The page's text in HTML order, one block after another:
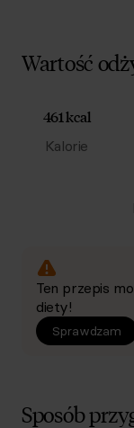
Wartość
461 kcal
Kalorie
Ten przepis
diety!
Sprawdzam
Sposób